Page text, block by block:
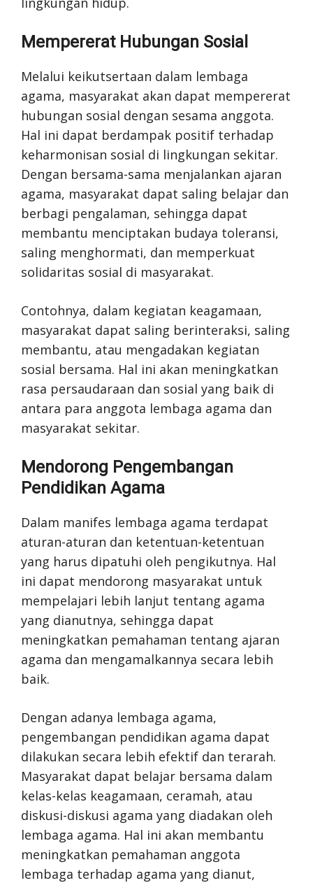
Mempererat Hubungan Sosial
Melalui keikutsertaan dalam lembaga
agama, masyarakat akan dapat mempererat
hubungan sosial dengan sesama anggota.
Hal ini dapat berdampak positif terhadap
keharmonisan sosial di lingkungan sekitar.
Dengan bersama-sama menjalankan ajaran
agama, masyarakat dapat saling belajar dan
berbagi pengalaman, sehingga dapat
membantu menciptakan budaya toleransi,
saling menghormati, dan memperkuat
solidaritas sosial di masyarakat.
Contohnya, dalam kegiatan keagamaan,
masyarakat dapat saling berinteraksi, saling
membantu, atau mengadakan kegiatan
sosial bersama. Hal ini akan meningkatkan
rasa persaudaraan dan sosial yang baik di
antara para anggota lembaga agama dan
masyarakat sekitar.
Mendorong Pengembangan
Pendidikan Agama
Dalam manifes lembaga agama terdapat
aturan-aturan dan ketentuan-ketentuan
yang harus dipatuhi oleh pengikutnya. Hal
ini dapat mendorong masyarakat untuk
mempelajari lebih lanjut tentang agama
yang dianutnya, sehingga dapat
meningkatkan pemahaman tentang ajaran
agama dan mengamalkannya secara lebih
baik.
Dengan adanya lembaga agama,
pengembangan pendidikan agama dapat
dilakukan secara lebih efektif dan terarah.
Masyarakat dapat belajar bersama dalam
kelas-kelas keagamaan, ceramah, atau
diskusi-diskusi agama yang diadakan oleh
lembaga agama. Hal ini akan membantu
meningkatkan pemahaman anggota
lembaga terhadap agama yang dianut,